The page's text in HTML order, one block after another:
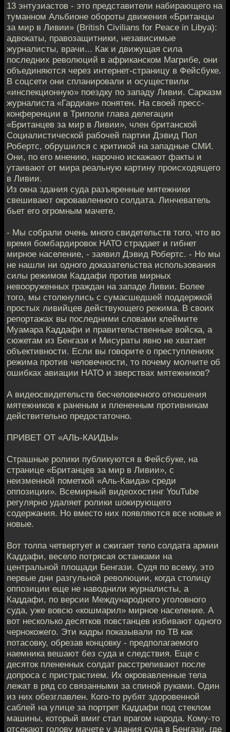
13 энтузиастов - это представители набирающего на
туманном Альбионе обороты движения «Британцы
за мир в Ливии» (British Civilians for Peace in Libya):
адвокаты, правозащитники, независимые
журналисты, врачи... Как и движущая сила
последних революций в африканском Магрибе, они
объединяются через интернет-страницу в Фейсбуке.
В соцсети они спланировали и осуществили
«инспекционную» поездку по западу Ливии. Сарказм
журналиста «Гардиан» понятен. На своей пресс-
конференции в Триполи глава делегации
«Британцев за мир в Ливии», член британской
Социалистической рабочей партии Дэвид Пол
Робертс, обрушился с критикой на западные СМИ.
Они, по его мнению, нарочно искажают факты и
утаивают от мира реальную картину происходящего
в Ливии.
Из окна здания суда разъяренные мятежники
свешивают окровавленного солдата. Линчеватель
бьет его огромным мачете.
- Мы собрали очень много свидетельств того, что во
время бомбардировок НАТО страдает и гибнет
мирное население, - заявил Дэвид Робертс. - Но мы
не нашли ни одного доказательства использования
силы режимом Каддафи против мирных
невооруженных граждан на западе Ливии. Более
того, мы столкнулись с сумасшедшей поддержкой
простых ливийцев действующего режима. В своих
репортажах вы последними словами клеймите
Муамара Каддафи и правительственные войска, а
сюжетам из Бенгази и Мисураты явно не хватает
объективности. Если вы говорите о преступлениях
режима против человечности, то почему молчите об
ошибках авиации НАТО и зверствах мятежников?
А видеосвидетельств бесчеловечного отношения
мятежников к раненым и плененным противникам
действительно предостаточно.
ПРИВЕТ ОТ «АЛЬ-КАИДЫ»
Страшные ролики публикуются в Фейсбуке, на
странице «Британцев за мир в Ливии», с
неизменной пометкой «Аль-Каида» среди
оппозиции». Всемирный видеохостинг YouTube
регулярно удаляет ролики шокирующего
содержания. Но вместо них появляются все новые и
новые.
Вот толпа четвертует и сжигает тело солдата армии
Каддафи, весело потрясая останками на
центральной площади Бенгази. Судя по всему, это
первые дни разгульной революции, когда столицу
оппозиции еще не наводнили журналисты, а
Каддафи, по версии Международного уголовного
суда, уже вовсю «кошмарил» мирное население. А
вот несколько десятков повстанцев избивают одного
чернокожего. Эти кадры показывали по ТВ как
потасовку, обрезав концовку - предполагаемого
наемника вешают без суда и следствия. Еще с
десяток плененных солдат расстреливают после
допроса с пристрастием. Их окровавленные тела
лежат в ряд со связанными за спиной руками. Один
из них обезглавлен. Кого-то рубят здоровенной
саблей на улице за портрет Каддафи под стеклом
машины, который вмиг стал врагом народа. Кому-то
отсекают голову мачете у здания суда в Бенгази, где